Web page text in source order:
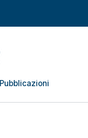
Pubblicazioni